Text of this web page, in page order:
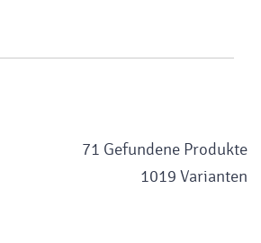
71 Gefundene Produkte
1019 Varianten